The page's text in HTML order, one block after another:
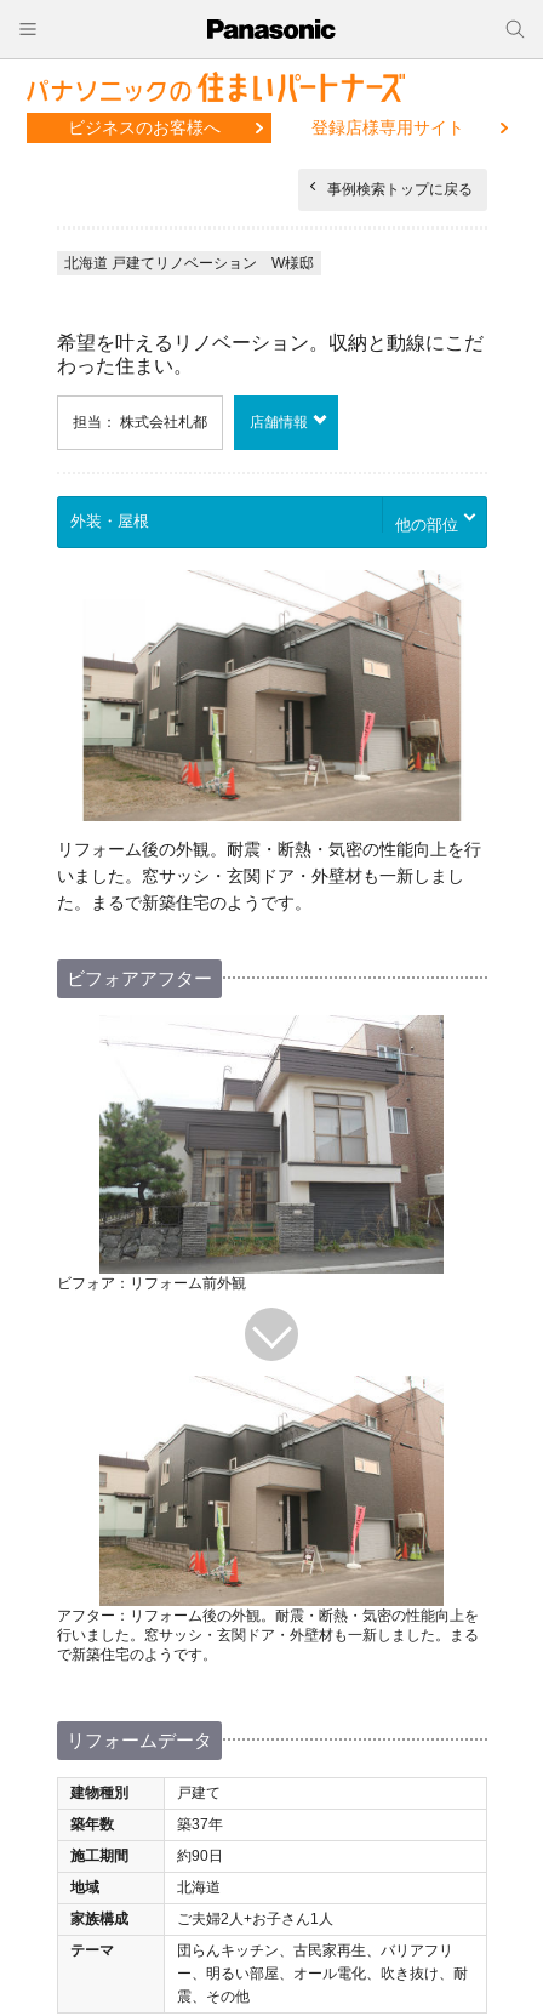
ビジネスのお客様へ 登録店様専用サイト
事例検索トップに戻る
北海道 戸建てリノベーション W様邸
希望を叶えるリノベーション。収納と動線にこだ
わった住まい。
担当： 株式会社札都 店舗情報
他の部位
リフォーム後の外観。耐震・断熱・気密の性能向上を行
いました。窓サッシ・玄関ドア・外壁材も一新しまし
た。まるで新築住宅のようです。
ビフォアアフター
ビフォア：リフォーム前外観
アフター：リフォーム後の外観。耐震・断熱・気密の性能向上を
行いました。窓サッシ・玄関ドア・外壁材も一新しました。まる
で新築住宅のようです。
リフォームデータ
建物種別
戸建て
築年数
築37年
施工期間
約90日
地域
北海道
家族構成
ご夫婦2人+お子さん1人
テーマ
団らんキッチン、古民家再生、バリアフリ
ー、明るい部屋、オール電化、吹き抜け、耐
震、その他